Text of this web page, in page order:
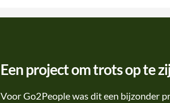
Een project om trots op te
Voor Go2People was dit een bijzonder